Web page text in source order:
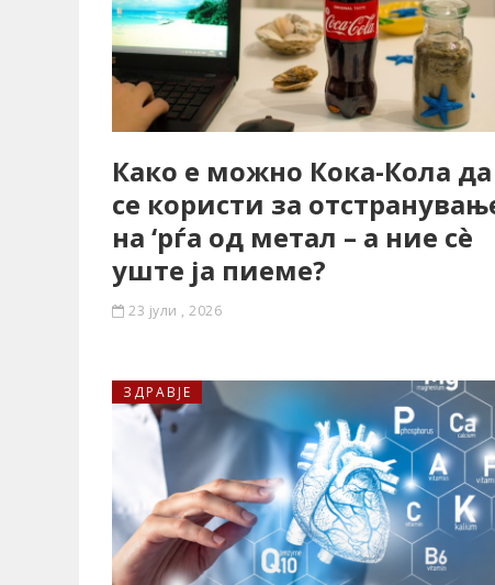
Како е можно Кока-Кола да
се користи за
на ‘рѓа од метал – а ние сè
уште ја пиеме?
23 јули , 2026
ЗДРАВЈЕ